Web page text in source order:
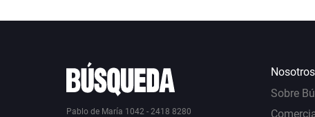
Pablo de María 1042 - 2418 8280
Nosotros
Sobre